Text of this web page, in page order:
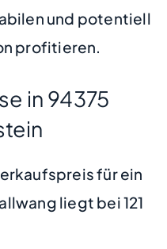
und potentiell
profitieren.
in 94375
für ein
liegt bei 121